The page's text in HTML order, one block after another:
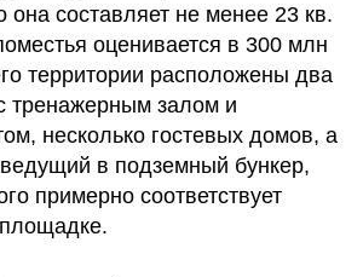
она составляет не менее 23 кв.
оценивается в 300 млн
территории расположены два
тренажерным залом и
несколько гостевых домов, а
в подземный бункер,
примерно соответствует